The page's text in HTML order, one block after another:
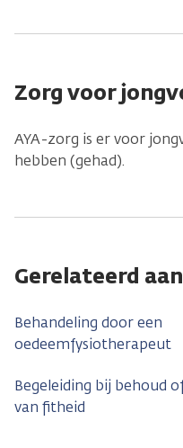
Zorg voor
AYA-zorg is er voor
hebben (gehad).
Gerelateerd
Behandeling door een
oedeemfysiotherapeut
Begeleiding bij behoud
van fitheid